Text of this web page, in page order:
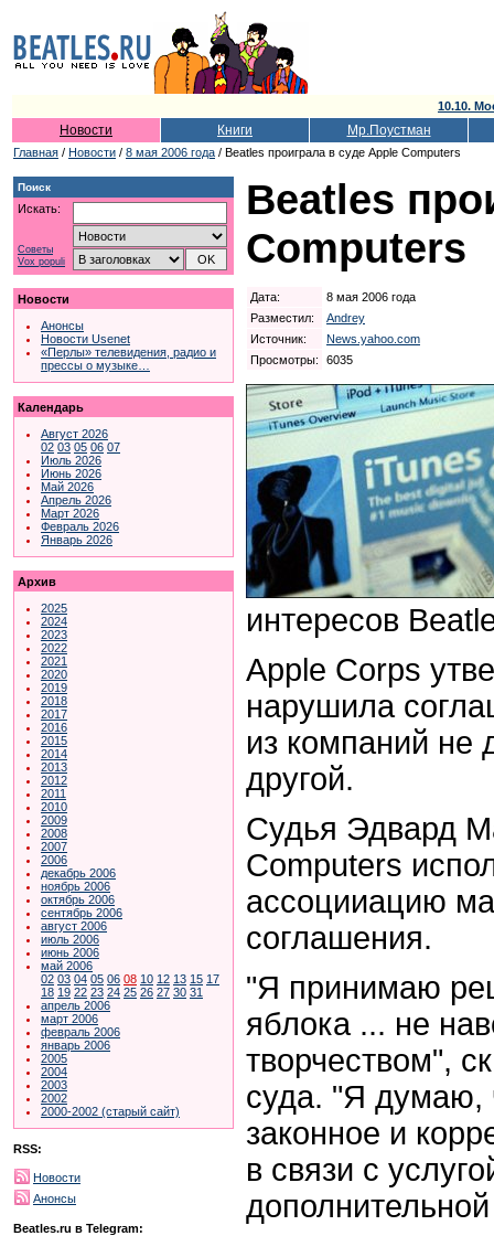
10.10.
Новости Книги Мр.Поустман
Главная / Новости / 8 мая 2006 года / Beatles проиграла в суде Apple Computers
Поиск
Искать:
Советы
Vox populi
Новости
Анонсы
Новости Usenet
«Перлы» телевидения, радио и
прессы о музыке…
Календарь
Август 2026
02 03 05 06 07
Июль 2026
Июнь 2026
Май 2026
Апрель 2026
Март 2026
Февраль 2026
Январь 2026
Архив
2025
2024
2023
2022
2021
2020
2019
2018
2017
2016
2015
2014
2013
2012
2011
2010
2009
2008
2007
2006
декабрь 2006
ноябрь 2006
октябрь 2006
сентябрь 2006
август 2006
июль 2006
июнь 2006
май 2006
02 03 04 05 06 08 10 12 13 15 17
18 19 22 23 24 25 26 27 30 31
апрель 2006
март 2006
февраль 2006
январь 2006
2005
2004
2003
2002
2000-2002 (старый сайт)
RSS:
Новости
Анонсы
Beatles.ru в Telegram:
Beatles
Computers
Дата:
8 мая 2006 года
Разместил:
Andrey
Источник:
News.yahoo.com
Просмотры:
6035
интересов
Apple Corps
нарушила
из компаний не
другой.
Судья Эдвард
Computers
ассоцииацию
соглашения.
"Я принимаю
яблока ... не
творчеством",
суда. "Я думаю,
законное и
в связи с